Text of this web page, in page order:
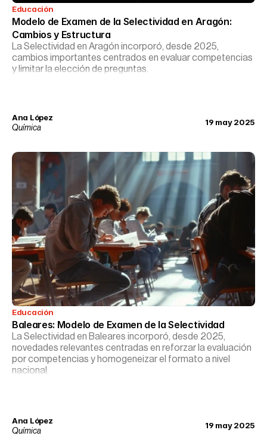
Educación
Modelo de Examen de la Selectividad en Aragón:
Cambios y Estructura
La Selectividad en Aragón incorporó, desde 2025,
cambios importantes centrados en evaluar competencias
y limitar la elección de preguntas.
Ana López
Química
19 may 2025
Educación
Baleares: Modelo de Examen de la Selectividad
La Selectividad en Baleares incorporó, desde 2025,
novedades relevantes centradas en reforzar la evaluación
por competencias y homogeneizar el formato a nivel
nacional.
Ana López
Química
19 may 2025